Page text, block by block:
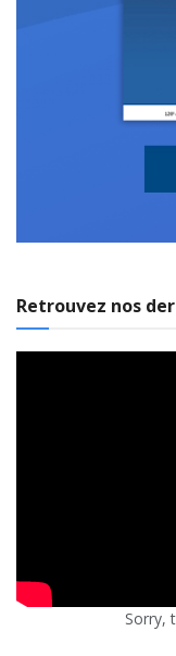
Retrouvez nos
Sorry,